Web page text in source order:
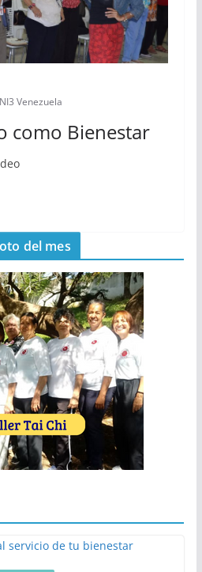
Venezuela
como Bienestar
del mes